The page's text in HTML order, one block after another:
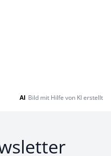
AI Bild mit Hilfe von KI erstellt